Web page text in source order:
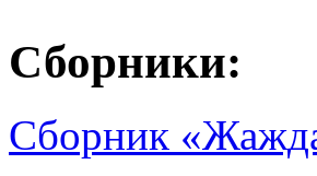
Сборники:
Сборник